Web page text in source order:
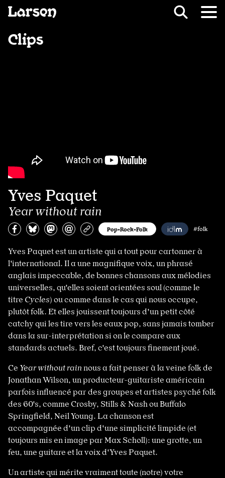
Fil d’ariane
Clips
Yves Paquet
Year without rain
Partagez sur Facebook
Partager sur Bluesky
Partager sur Mastodon
Partagez par e-mail
Copiez l’urlPop•Rock•Folk #folk
Yves Paquet est un artiste qui a tout pour cartonner à
l'international. Il a une magnifique voix, un phrasé
anglais impeccable, de bonnes chansons aux mélodies
universelles, qu'elles soient orientées soul (comme le
titre Cycles) ou comme dans le cas qui nous occupe,
plutôt folk. Et elles jouissent toujours d'un petit côté
catchy qui les tire vers les eaux pop, sans jamais tomber
dans la sur-interprétation si on le compare aux
standards actuels. Bref, c'est toujours finement joué.
Ce Year without rainnous a fait penser à la veine folk de
Jonathan Wilson, un producteur-guitariste américain
parfois influencé par des groupes et artistes psyché folk
des 60's, comme Crosby, Stills & Nash ou Buffalo
Springfield, Neil Young. La chanson est
accompagnée d'un clip d'une simplicité limpide (et
toujours mis en image par Max Scholl): une grotte, un
feu, une guitare et la voix d'Yves Paquet.
Un artiste qui mérite vraiment toute (notre) votre